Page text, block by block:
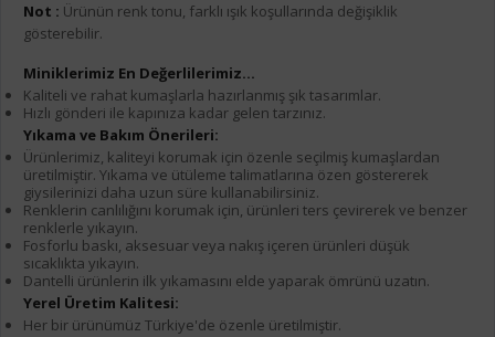
Not : Ürünün renk tonu, farklı ışık koşullarında değişiklik
gösterebilir.
Miniklerimiz En Değerlilerimiz...
Kaliteli ve rahat kumaşlarla hazırlanmış şık tasarımlar.
Hızlı gönderi ile kapınıza kadar gelen tarzınız.
Yıkama ve Bakım Önerileri:
Ürünlerimiz, kaliteyi korumak için özenle seçilmiş kumaşlardan
üretilmiştir. Yıkama ve ütüleme talimatlarına özen göstererek
giysilerinizi daha uzun süre kullanabilirsiniz.
Renklerin canlılığını korumak için, ürünleri ters çevirerek ve benzer
renklerle yıkayın.
Fosforlu baskı, aksesuar veya nakış içeren ürünleri düşük
sıcaklıkta yıkayın.
Dantelli ürünlerin ilk yıkamasını elde yaparak ömrünü uzatın.
Yerel Üretim Kalitesi:
Her bir ürünümüz Türkiye'de özenle üretilmiştir.